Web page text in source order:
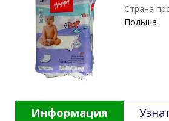
Страна
Польша
Информация